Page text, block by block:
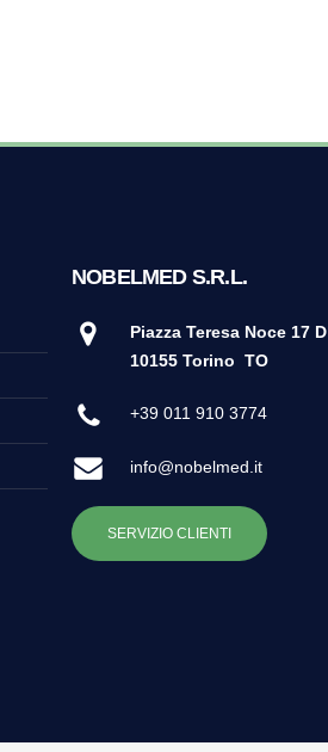
NOBELMED S.R.L.
Piazza Teresa Noce 17 D
10155 Torino TO
+39 011 910 3774
info@nobelmed.it
SERVIZIO CLIENTI